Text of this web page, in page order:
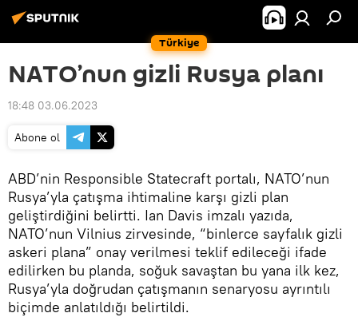
Türkiye
NATO’nun gizli Rusya planı
18:48 03.06.2023
Abone ol
ABD’nin Responsible Statecraft portalı, NATO’nun
Rusya’yla çatışma ihtimaline karşı gizli plan
geliştirdiğini belirtti. Ian Davis imzalı yazıda,
NATO’nun Vilnius zirvesinde, “binlerce sayfalık gizli
askeri plana” onay verilmesi teklif edileceği ifade
edilirken bu planda, soğuk savaştan bu yana ilk kez,
Rusya’yla doğrudan çatışmanın senaryosu ayrıntılı
biçimde anlatıldığı belirtildi.